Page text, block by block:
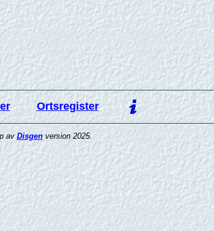
Ortsregister
avDisgenversion 2025.